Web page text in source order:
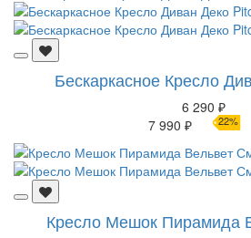
Бескаркасное Кресло
6 290 ₽
7 990 ₽
22%
Кресло Мешок Пирамида